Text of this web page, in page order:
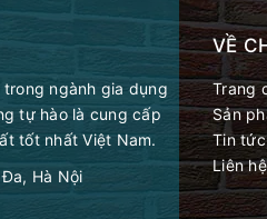
trong ngành gia dụng
tự hào là cung cấp
tốt nhất Việt Nam.
Hà Nội
VỀ
Trang
Sản
Tin tức
Liên hệ